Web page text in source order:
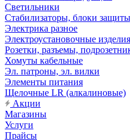
Светильники
Стабилизаторы, блоки
Электрика разное
Электроустановочные изделия
Розетки, разъемы,
Хомуты кабельные
Эл. патроны, эл. вилки
Элементы питания
Щелочные LR (алкалиновые)
Акции
Магазины
Услуги
Прайсы